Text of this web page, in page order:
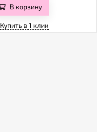
В корзину
Купить в 1 клик